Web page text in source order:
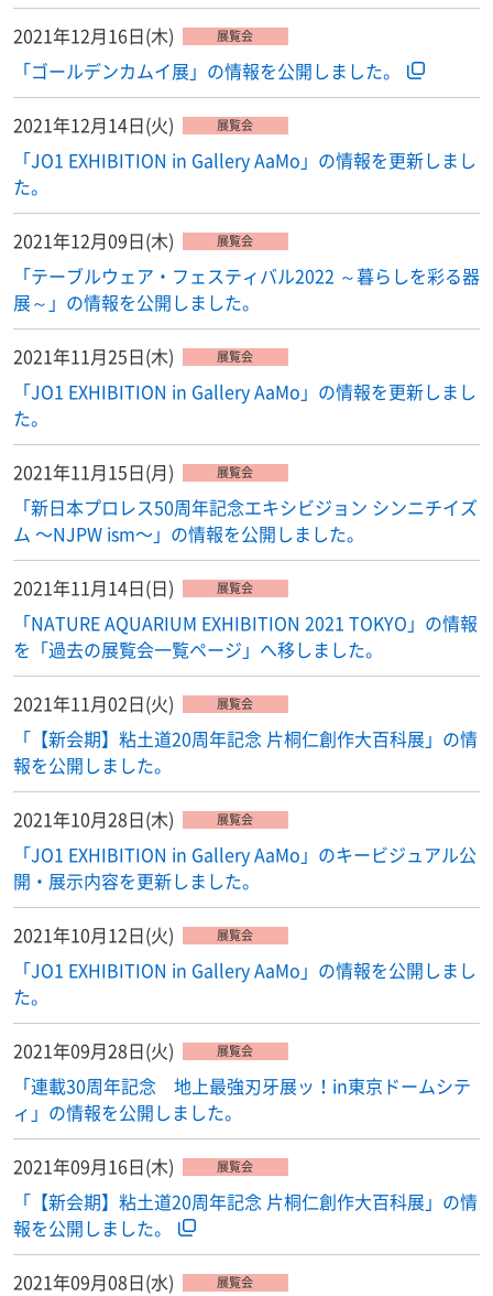
2021年12月16日(木) 展覧会
「ゴールデンカムイ展」の情報を公開しました。
2021年12月14日(火) 展覧会
「JO1 EXHIBITION in Gallery AaMo」の情報を更新しまし
た。
2021年12月09日(木) 展覧会
「テーブルウェア・フェスティバル2022 ～暮らしを彩る器
展～」の情報を公開しました。
2021年11月25日(木) 展覧会
「JO1 EXHIBITION in Gallery AaMo」の情報を更新しまし
た。
2021年11月15日(月) 展覧会
「新日本プロレス50周年記念エキシビジョン シンニチイズ
ム 〜NJPW ism〜」の情報を公開しました。
2021年11月14日(日) 展覧会
「NATURE AQUARIUM EXHIBITION 2021 TOKYO」の情報
を「過去の展覧会一覧ページ」へ移しました。
2021年11月02日(火) 展覧会
「【新会期】粘土道20周年記念 片桐仁創作大百科展」の情
報を公開しました。
2021年10月28日(木) 展覧会
「JO1 EXHIBITION in Gallery AaMo」のキービジュアル公
開・展示内容を更新しました。
2021年10月12日(火) 展覧会
「JO1 EXHIBITION in Gallery AaMo」の情報を公開しまし
た。
2021年09月28日(火) 展覧会
「連載30周年記念 地上最強刃牙展ッ！in東京ドームシテ
ィ」の情報を公開しました。
2021年09月16日(木) 展覧会
「【新会期】粘土道20周年記念 片桐仁創作大百科展」の情
報を公開しました。
2021年09月08日(水) 展覧会